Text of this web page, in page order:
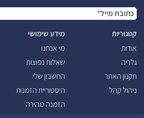
כתובת מייל*
קטגוריות
אודות
גלריה
תקנון האתר
ניהול קהל
מידע שימושי
מי אנחנו
שאלות נפוצות
החשבון שלי
היסטוריית הזמנות
הזמנה מהירה